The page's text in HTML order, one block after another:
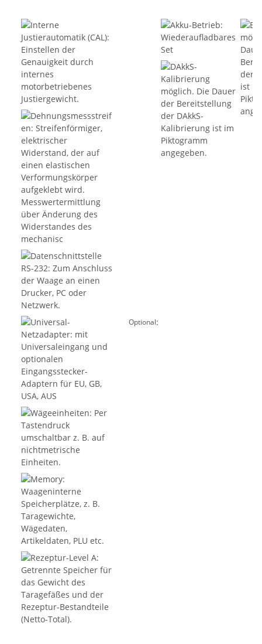
Optional: